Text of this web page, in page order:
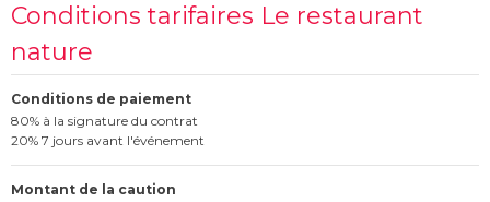
Conditions tarifaires Le restaurant
nature
Conditions de paiement
80% à la signature du contrat
20% 7 jours avant l'événement
Montant de la caution